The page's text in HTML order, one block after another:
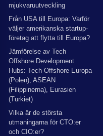
mjukvaruutveckling
Från USA till Europa: Varför
väljer amerikanska startup-
företag att flytta till Europa?
Jämförelse av Tech
Offshore Development
Hubs: Tech Offshore Europa
(Polen), ASEAN
(Filippinerna), Eurasien
(Turkiet)
Vilka är de största
utmaningarna för CTO:er
och CIO:er?